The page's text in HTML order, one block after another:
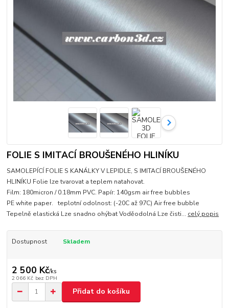
FOLIE S IMITACÍ BROUŠENÉHO HLINÍKU
SAMOLEPÍCÍ FOLIE S KANÁLKY V LEPIDLE, S IMITACÍ BROUŠENÉHO
HLINÍKU Folie lze tvarovat a teplem natahovat.
Film: 180micron / 0.18mm PVC. Papír: 140gsm air free bubbles
PE white paper. teplotní odolnost: (-20C až 97C) Air free bubble
Tepelně elastická Lze snadno ohýbat Voděodolná Lze čisti... celý popis
Dostupnost Skladem
2 500 Kč/ks
2 066 Kč bez DPH
Přidat do košíku